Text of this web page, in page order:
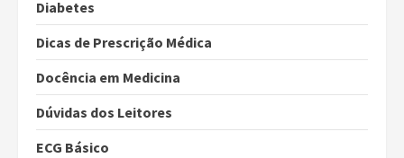
Diabetes
Dicas de Prescrição Médica
Docência em Medicina
Dúvidas dos Leitores
ECG Básico